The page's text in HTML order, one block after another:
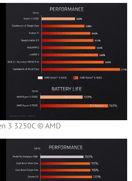
3 3250C © AMD